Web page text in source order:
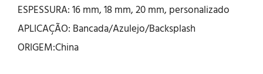
ESPESSURA: 16 mm, 18 mm, 20 mm, personalizado
APLICAÇÃO: Bancada/Azulejo/Backsplash
ORIGEM:China